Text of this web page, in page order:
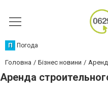
П Погода
Головна Бізнес новини
Аренда